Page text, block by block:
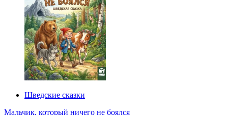
Шведские сказки
Мальчик, который ничего не боялся